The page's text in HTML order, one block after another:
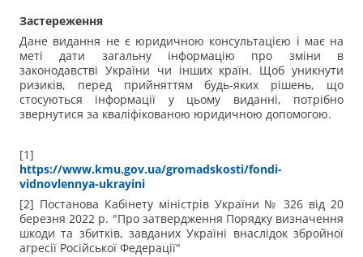
Застереження
Дане видання не є юридичною консультацією і має на
меті дати загальну інформацію про зміни в
законодавстві України чи інших країн. Щоб уникнути
ризиків, перед прийняттям будь-яких рішень, що
стосуються інформації у цьому виданні, потрібно
звернутися за кваліфікованою юридичною допомогою.
[1]
https://www.kmu.gov.ua/gromadskosti/fondi-
vidnovlennya-ukrayini
[2] Постанова Кабінету міністрів України № 326 від 20
березня 2022 р. "Про затвердження Порядку визначення
шкоди та збитків, завданих Україні внаслідок збройної
агресії Російської Федерації"